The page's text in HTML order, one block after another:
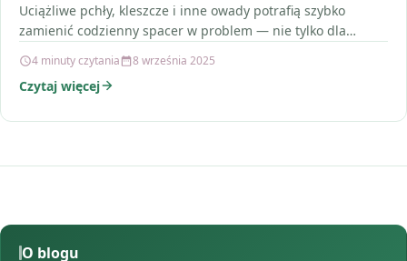
Uciążliwe pchły, kleszcze i inne owady potrafią szybko
zamienić codzienny spacer w problem — nie tylko dla…
4 minuty czytania 8 września 2025
Czytaj więcej
O blogu